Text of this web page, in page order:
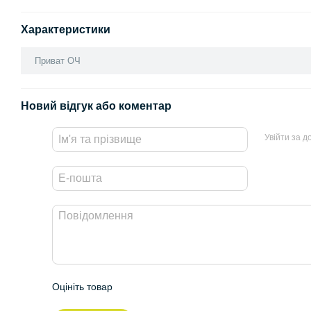
Характеристики
Приват ОЧ
Новий відгук або коментар
Увійти за
Оцініть товар